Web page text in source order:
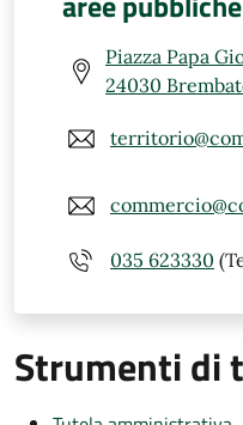
Piazza Papa
24030
035 623330
Strumenti di